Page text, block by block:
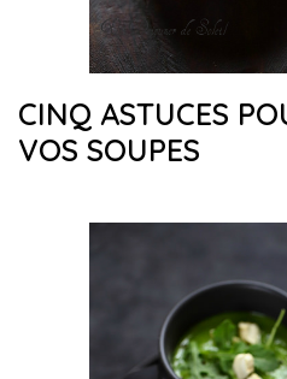
CINQ ASTUCES
VOS SOUPES